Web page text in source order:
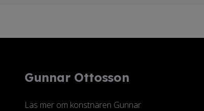
Gunnar Ottosson
Läs mer om konstnären Gunnar